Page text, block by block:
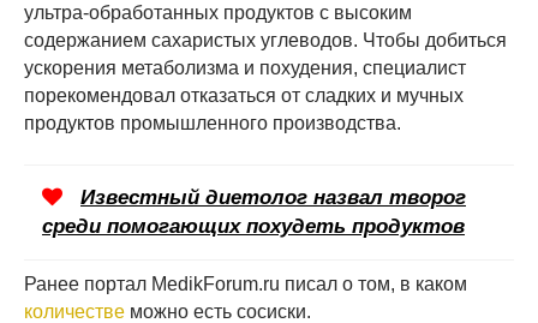
ультра-обработанных продуктов с высоким
содержанием сахаристых углеводов. Чтобы добиться
ускорения метаболизма и похудения, специалист
порекомендовал отказаться от сладких и мучных
продуктов промышленного производства.
Известный диетолог назвал творог
среди помогающих похудеть продуктов
Ранее портал MedikForum.ru писал о том, в каком
количестве можно есть сосиски.